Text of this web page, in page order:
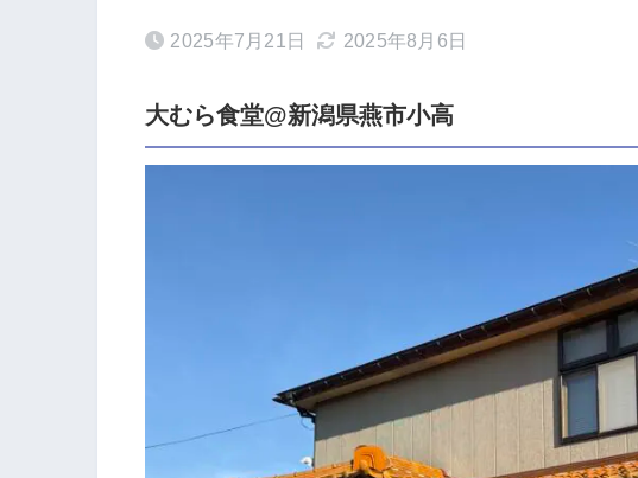
2025年7月21日 2025年8月6日
大むら食堂@新潟県燕市小高